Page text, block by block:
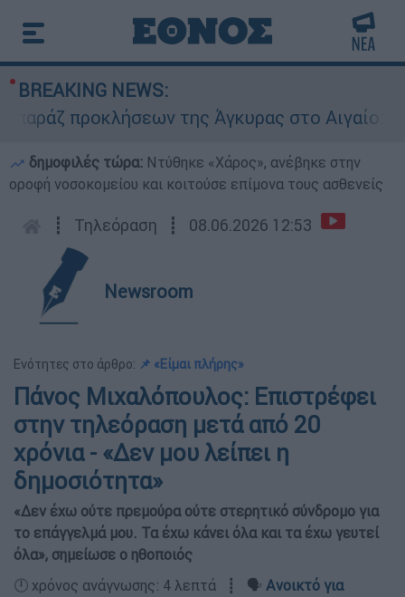
BREAKING NEWS:
προκλήσεων της Άγκυρας στο Αιγαίο:
δημοφιλές τώρα: Ντύθηκε «Χάρος», ανέβηκε στην
οροφή νοσοκομείου και κοιτούσε επίμονα τους ασθενείς
┋ Τηλεόραση ┋ 08.06.2026 12:53
Newsroom
Ενότητες στο άρθρο: 📌 «Είμαι πλήρης»
Πάνος Μιχαλόπουλος: Επιστρέφει
στην τηλεόραση μετά από 20
χρόνια - «Δεν μου λείπει η
δημοσιότητα»
«Δεν έχω ούτε πρεμούρα ούτε στερητικό σύνδρομο για
το επάγγελμά μου. Τα έχω κάνει όλα και τα έχω γευτεί
όλα», σημείωσε ο ηθοποιός
🕛 χρόνος ανάγνωσης: 4 λεπτά ┋ 🗣️ Ανοικτό για